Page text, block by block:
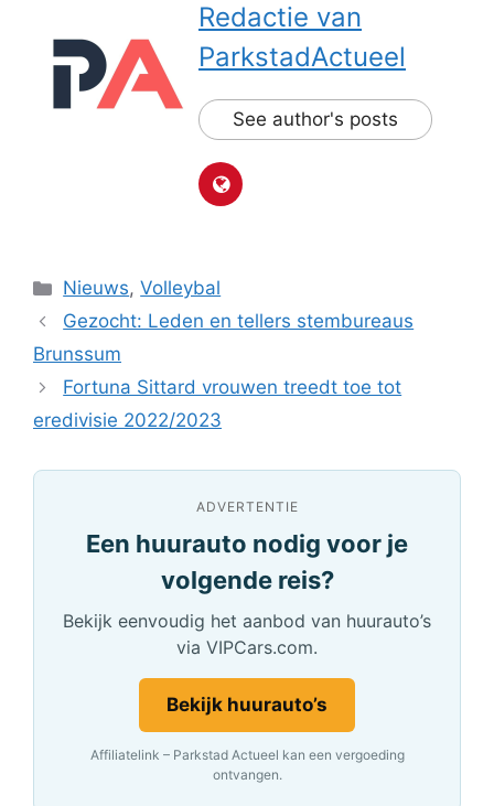
Redactie van
ParkstadActueel
See author's posts
Categorieën
Nieuws,Volleybal
Gezocht: Leden en tellers stembureaus
Brunssum
Fortuna Sittard vrouwen treedt toe tot
eredivisie 2022/2023
ADVERTENTIE
Een huurauto nodig voor je
volgende reis?
Bekijk eenvoudig het aanbod van huurauto’s
via VIPCars.com.
Bekijk huurauto’s
Affiliatelink – Parkstad Actueel kan een vergoeding
ontvangen.